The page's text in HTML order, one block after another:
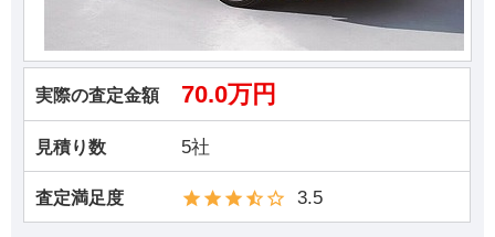
実際の査定金額 70.0万円
見積り数 5社
査定満足度 3.5